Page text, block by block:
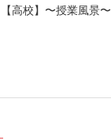
【高校】〜授業風景〜